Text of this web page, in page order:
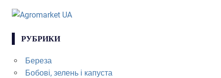
РУБРИКИ
Береза
Бобові, зелень і капуста